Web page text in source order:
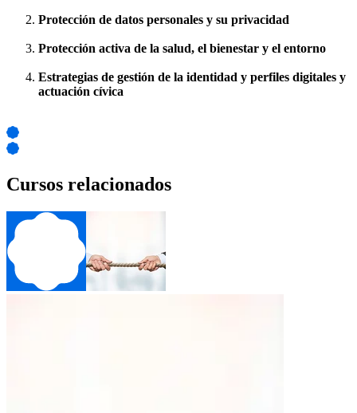
Protección de datos personales y su privacidad
Protección activa de la salud, el bienestar y el entorno
Estrategias de gestión de la identidad y perfiles digitales y
actuación cívica
Cursos relacionados